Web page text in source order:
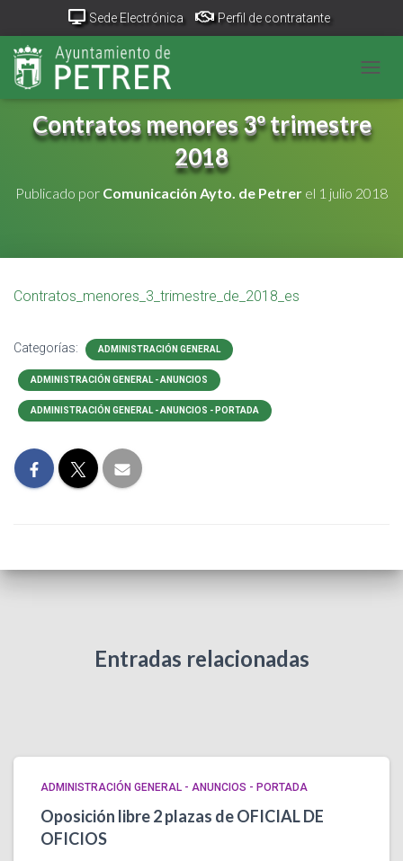
Sede Electrónica Perfil de contratante
Portal Transparencia
Canal de denuncias
Contratos menores 3º trimestre
2018
Publicado por Comunicación Ayto. de Petrer el 1 julio 2018
Contratos_menores_3_trimestre_de_2018_es
Categorías: ADMINISTRACIÓN GENERAL
ADMINISTRACIÓN GENERAL - ANUNCIOS
ADMINISTRACIÓN GENERAL - ANUNCIOS - PORTADA
Entradas relacionadas
ADMINISTRACIÓN GENERAL - ANUNCIOS - PORTADA
Oposición libre 2 plazas de OFICIAL DE
OFICIOS